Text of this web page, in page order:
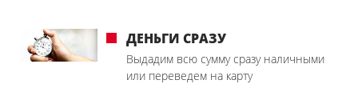
ДЕНЬГИ СРАЗУ
Выдадим всю сумму сразу наличными
или переведем на карту